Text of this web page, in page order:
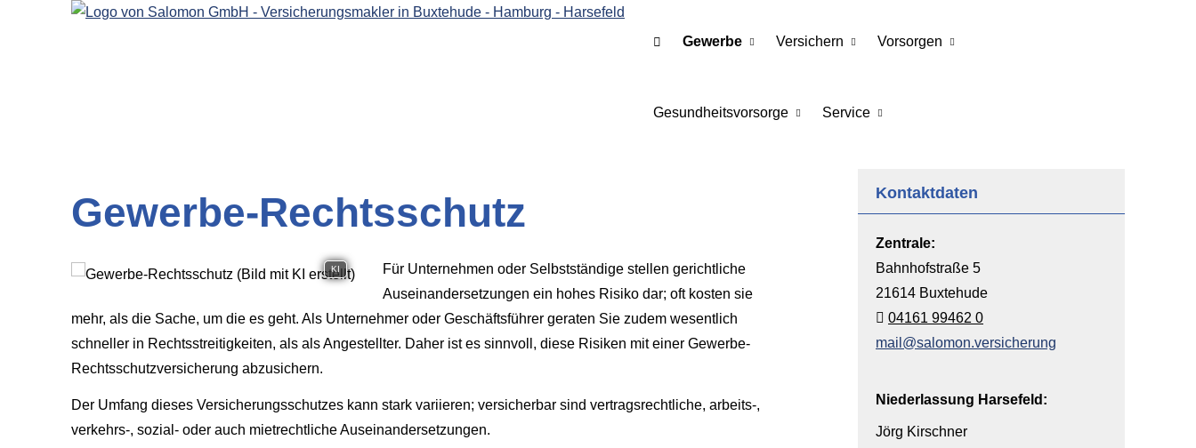
Gewerbe Versichern Vorsorgen
Gesundheitsvorsorge Service
Kontaktdaten
Zentrale:
Bahnhofstraße 5
21614 Buxtehude
04161 99462 0
mail@salomon.versicherung
Niederlassung Harsefeld:
Jörg Kirschner
Gewerbe-Rechtsschutz
KI
Für Unternehmen oder Selbstständige stellen gerichtliche
Auseinandersetzungen ein hohes Risiko dar; oft kosten sie
mehr, als die Sache, um die es geht. Als Unternehmer oder Geschäftsführer geraten Sie zudem wesentlich
schneller in Rechtsstreitigkeiten, als als Angestellter. Daher ist es sinnvoll, diese Risiken mit einer Gewerbe-
Rechts­schutz­ver­si­che­rung abzusichern.
Der Umfang dieses Versicherungsschutzes kann stark variieren; versicherbar sind vertragsrechtliche, arbeits-,
verkehrs-, sozial- oder auch mietrechtliche Auseinandersetzungen.